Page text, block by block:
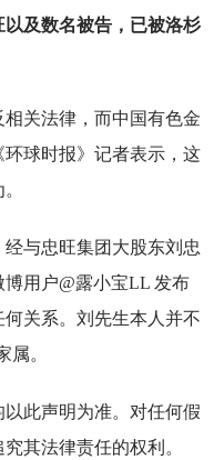
及数名被告，已被洛杉
关法律，而中国有色金
球时报》记者表示，这
与忠旺集团大股东刘忠
用户@露小宝LL 发布
关系。刘先生本人并不
属。
此声明为准。对任何假
其法律责任的权利。